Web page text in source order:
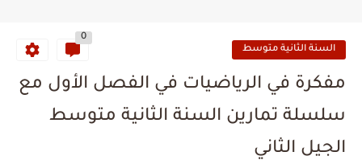
السنة الثانية متوسط
0
مفكرة في الرياضيات في الفصل الأول مع
سلسلة تمارين السنة الثانية متوسط
الجيل الثاني